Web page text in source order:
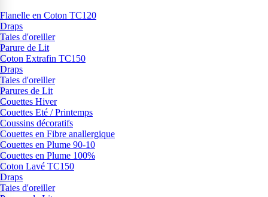
Flanelle en Coton TC120
Draps
Taies d'oreiller
Parure de Lit
Coton Extrafin TC150
Draps
Taies d'oreiller
Parures de Lit
Couettes Hiver
Couettes Eté / Printemps
Coussins décoratifs
Couettes en Fibre anallergique
Couettes en Plume 90-10
Couettes en Plume 100%
Coton Lavé TC150
Draps
Taies d'oreiller